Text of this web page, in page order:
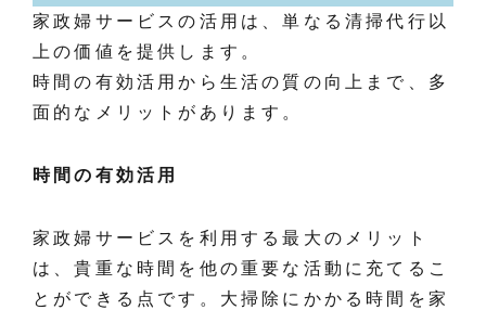
家政婦サービスの活用は、単なる清掃代行以
上の価値を提供します。
時間の有効活用から生活の質の向上まで、多
面的なメリットがあります。
時間の有効活用
家政婦サービスを利用する最大のメリット
は、貴重な時間を他の重要な活動に充てるこ
とができる点です。大掃除にかかる時間を家